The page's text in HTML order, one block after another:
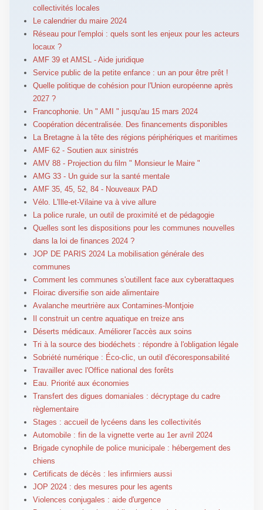
collectivités locales
Le calendrier du maire 2024
Réseau pour l'emploi : quels sont les enjeux pour les acteurs
locaux ?
AMF 39 et AMSL - Aide juridique
Service public de la petite enfance : un an pour être prêt !
Quelle politique de cohésion pour l'Union européenne après
2027 ?
Francophonie. Un " AMI " jusqu'au 15 mars 2024
Coopération décentralisée. Des financements disponibles
La Bretagne à la tête des régions périphériques et maritimes
AMF 62 - Soutien aux sinistrés
AMV 88 - Projection du film " Monsieur le Maire "
AMG 33 - Un guide sur la santé mentale
AMF 35, 45, 52, 84 - Nouveaux PAD
Vélo. L'Ille-et-Vilaine va à vive allure
La police rurale, un outil de proximité et de pédagogie
Quelles sont les dispositions pour les communes nouvelles
dans la loi de finances 2024 ?
JOP DE PARIS 2024 La mobilisation générale des
communes
Comment les communes s'outillent face aux cyberattaques
Floirac diversifie son aide alimentaire
Avalanche meurtrière aux Contamines-Montjoie
Il construit un centre aquatique en treize ans
Déserts médicaux. Améliorer l'accès aux soins
Tri à la source des biodéchets : répondre à l'obligation légale
Sobriété numérique : Éco-clic, un outil d'écoresponsabilité
Travailler avec l'Office national des forêts
Eau. Priorité aux économies
Transfert des digues domaniales : décryptage du cadre
règlementaire
Stages : accueil de lycéens dans les collectivités
Automobile : fin de la vignette verte au 1er avril 2024
Brigade cynophile de police municipale : hébergement des
chiens
Certificats de décès : les infirmiers aussi
JOP 2024 : des mesures pour les agents
Violences conjugales : aide d'urgence